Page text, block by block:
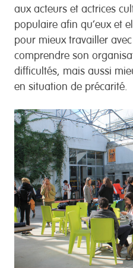
aux acteurs et actrices
populaire afin qu’eux et
pour mieux travailler
comprendre son
difficultés, mais aussi
en situation de précarité.